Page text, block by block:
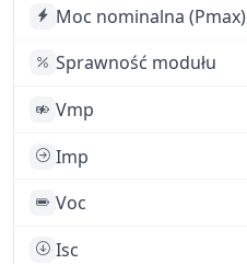
Moc nominalna (Pmax)
Sprawność modułu
Vmp
Imp
Voc
Isc